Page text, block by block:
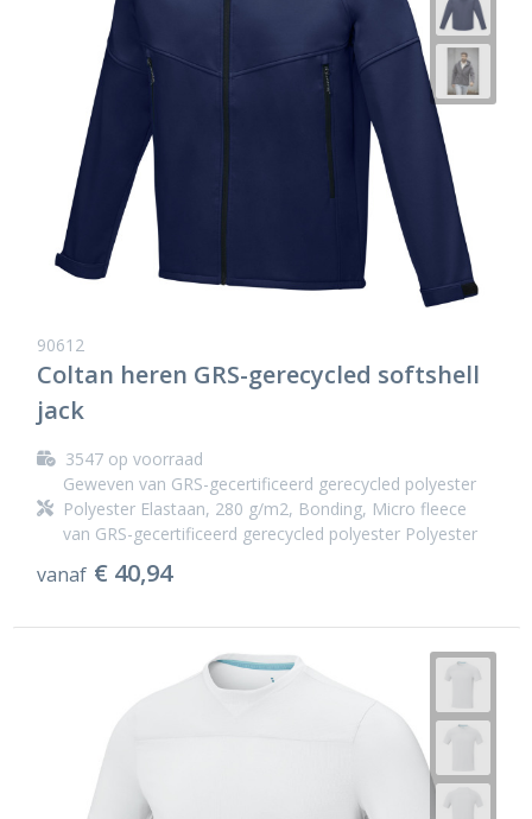
90612
Coltan heren GRS-gerecycled softshell
jack
3547op voorraad
Geweven van GRS-gecertificeerd gerecycled polyester
Polyester Elastaan, 280 g/m2, Bonding, Micro fleece
van GRS-gecertificeerd gerecycled polyester Polyester
vanaf € 40,94